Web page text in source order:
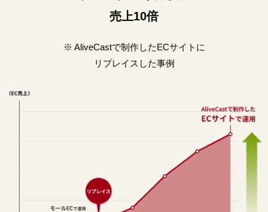
売上10倍
※ AliveCastで制作したECサイトに
リプレイスした事例